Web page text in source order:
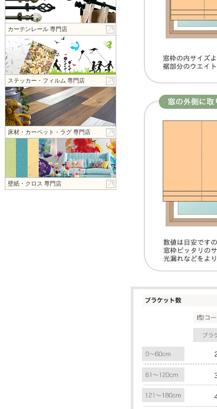
カーテンレール 専門店
ステッカー・フィルム 専門店
床材・カーペット・ラグ 専門店
壁紙・クロス 専門店